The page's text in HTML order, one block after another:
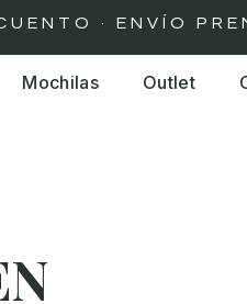
· ENVÍO
Mochilas Outlet